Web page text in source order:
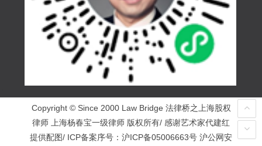
Copyright © Since 2000 Law Bridge 法律桥之上海股权
律师 上海杨春宝一级律师 版权所有/ 感谢艺术家代建红
提供配图/ ICP备案序号： 沪ICP备05006663号 沪公网安